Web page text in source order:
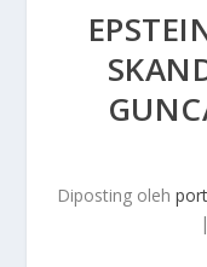
Diposting oleh
|